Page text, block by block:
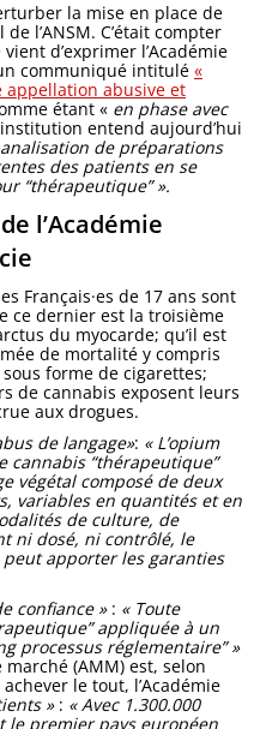
la mise en place de
l’ANSM. C’était compter
d’exprimer l’Académie
communiqué intitulé «
appellation abusive et
étant « en phase avec
entend aujourd’hui
de préparations
des patients en se
“thérapeutique” ».
l’Académie
Français·es de 17 ans sont
ce dernier est la troisième
du myocarde; qu’il est
de mortalité y compris
forme de cigarettes;
de cannabis exposent leurs
aux drogues.
de langage»: « L’opium
cannabis “thérapeutique”
végétal composé de deux
variables en quantités et en
de culture, de
ni dosé, ni contrôlé, le
apporter les garanties
confiance » : « Toute
appliquée à un
processus réglementaire” »
(AMM) est, selon
achever le tout, l’Académie
» : « Avec 1.300.000
le premier pays européen